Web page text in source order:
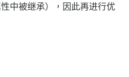
中被继承），因此再进行优